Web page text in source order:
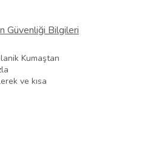
Güvenliği Bilgileri
Kumaştan
ve kısa